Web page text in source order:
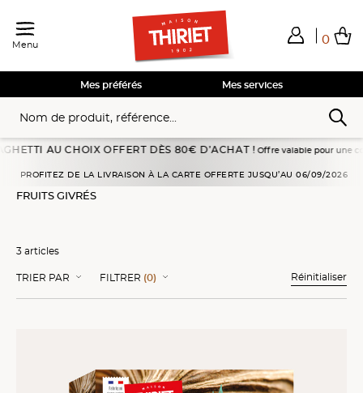
Menu 0
Total de mes achats
Voir mon panier
Voir mon panier
Voir mon panier
Voir mon panier
Mes services
Mes préférés
AU CHOIX OFFERT DÈS 80€ D’ACHAT !Offre valable pour une
PROFITEZ DE LA LIVRAISON À LA CARTE OFFERTE JUSQU’AU 06/09/2026
FRUITS GIVRÉS
3 articles
TRIER PAR FILTRER (0) Réinitialiser